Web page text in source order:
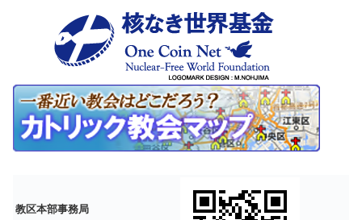
教区本部事務局